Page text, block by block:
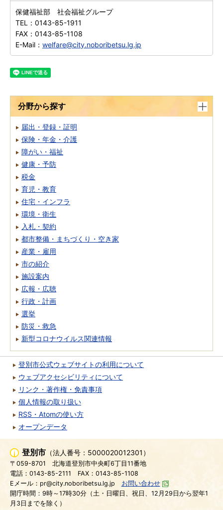
保健福祉部 社会福祉グループ
TEL： 0143-85-1911
FAX： 0143-85-1108
E-Mail： welfare@city.noboribetsu.lg.jp
分野から探す
届出・登録・証明
保険・年金・介護
障がい・福祉
健康・予防
税金
育児・教育
住宅・インフラ
環境・衛生
入札・契約
都市整備・まちづくり・空き家
産業・雇用
市の紹介
施設案内
広報・広聴
行政・計画
選挙
防災・救急
新型コロナウイルス関連情報
登別市公式ウェブサイトの利用について
ウェブアクセシビリティについて
リンク・著作権・免責事項
個人情報の取り扱い
RSS・Atomの使い方
オープンデータ
登別市 （法人番号：5000020012301）
〒059-8701
北海道登別市中央町6丁目11番地
電話：0143-85-2111
FAX：0143-85-1108
Eメール：pr@city.noboribetsu.lg.jp
お問い合わせ
開庁時間：9時～17時30分（土・日曜日、祝日、12月29日から翌年1
月3日までを除く）